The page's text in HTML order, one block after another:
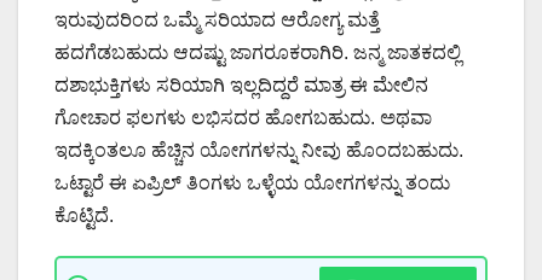
ಇರುವುದರಿಂದ ಒಮ್ಮೆ ಸರಿಯಾದ ಆರೋಗ್ಯ ಮತ್ತೆ
ಹದಗೆಡಬಹುದು ಆದಷ್ಟು ಜಾಗರೂಕರಾಗಿರಿ. ಜನ್ಮ ಜಾತಕದಲ್ಲಿ
ದಶಾಭುಕ್ತಿಗಳು ಸರಿಯಾಗಿ ಇಲ್ಲದಿದ್ದರೆ ಮಾತ್ರ ಈ ಮೇಲಿನ
ಗೋಚಾರ ಫಲಗಳು ಲಭಿಸದರ ಹೋಗಬಹುದು. ಅಥವಾ
ಇದಕ್ಕಿಂತಲೂ ಹೆಚ್ಚಿನ ಯೋಗಗಳನ್ನು ನೀವು ಹೊಂದಬಹುದು.
ಒಟ್ಟಾರೆ ಈ ಏಪ್ರಿಲ್ ತಿಂಗಳು ಒಳ್ಳೆಯ ಯೋಗಗಳನ್ನು ತಂದು
ಕೊಟ್ಟಿದೆ.